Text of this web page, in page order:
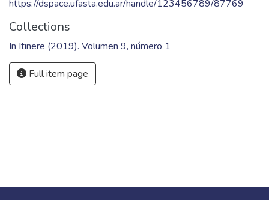
tiempo de Martin Heidegger. In Itinere: Revista Digital de
Estudios Humanísticos, 9(1), 62-93.
184
URI